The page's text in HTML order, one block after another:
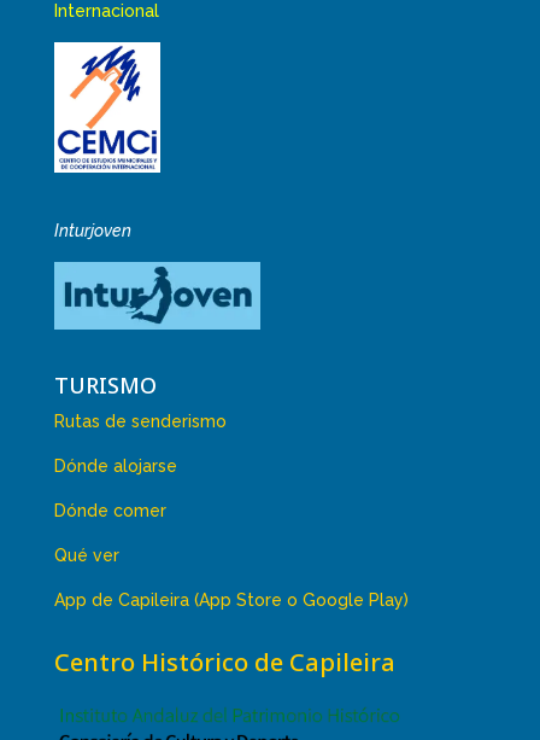
Internacional
Inturjoven
TURISMO
Rutas de senderismo
Dónde alojarse
Dónde comer
Qué ver
App de Capileira (App Store o Google Play)
Centro Histórico de Capileira